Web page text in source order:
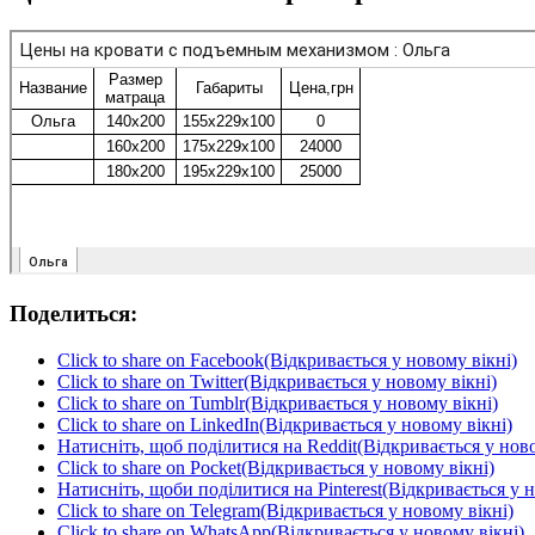
Поделиться:
Click to share on Facebook(Відкривається у новому вікні)
Click to share on Twitter(Відкривається у новому вікні)
Click to share on Tumblr(Відкривається у новому вікні)
Click to share on LinkedIn(Відкривається у новому вікні)
Натисніть, щоб поділитися на Reddit(Відкривається у
Click to share on Pocket(Відкривається у новому вікні)
Натисніть, щоби поділитися на Pinterest(Відкривається у
Click to share on Telegram(Відкривається у новому вікні)